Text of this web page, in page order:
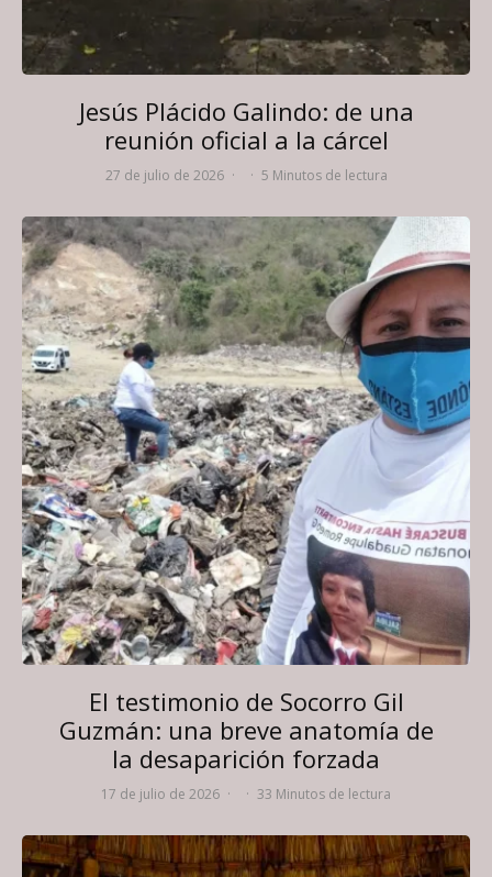
Jesús Plácido Galindo: de una
reunión oficial a la cárcel
27 de julio de 2026 · · 5 Minutos de lectura
El testimonio de Socorro Gil
Guzmán: una breve anatomía de
la desaparición forzada
17 de julio de 2026 · · 33 Minutos de lectura